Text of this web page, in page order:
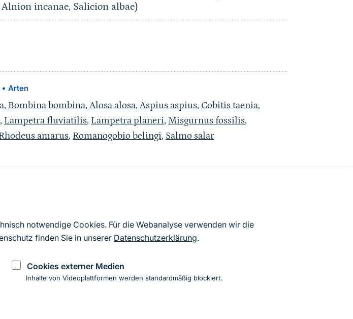
notwendige Cookies. Für die Webanalyse verwenden wir die
finden Sie in unserer Datenschutzerklärung.
Cookies externer Medien
Inhalte von Videoplattformen werden standardmäßig blockiert.
incanae, Salicion albae)
• Arten
, Bombina bombina, Alosa alosa, Aspius aspius, Cobitis taenia,
, Lampetra fluviatilis, Lampetra planeri, Misgurnus fossilis,
amarus, Romanogobio belingi, Salmo salar
die EU übermittelten Standarddatenbögen Deutschlands (Stand:
Schutzgründen enthalten die zur Veröffentlichung freigegebenen